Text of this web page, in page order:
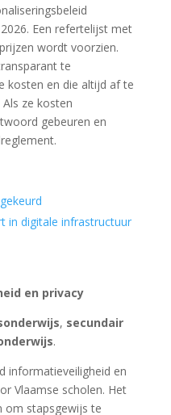
Een refertelijst met
wordt voorzien.
te
kosten en die altijd af te
ze kosten
gebeuren en
in digitale infrastructuur
en privacy
, secundair
.
informatieveiligheid en
Vlaamse scholen. Het
om stapsgewijs te